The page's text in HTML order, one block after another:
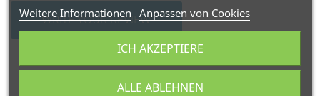
WRITE YOUR REVIEW
Weitere Informationen Anpassen von Cookies
ALLE ABLEHNEN
ICH AKZEPTIERE